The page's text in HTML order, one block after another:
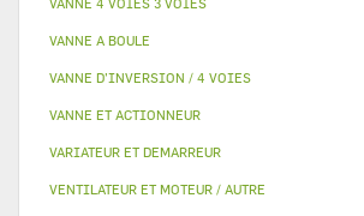
VANNE A BOULE
VANNE D’INVERSION / 4 VOIES
VANNE ET ACTIONNEUR
VARIATEUR ET DEMARREUR
VENTILATEUR ET MOTEUR / AUTRE